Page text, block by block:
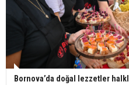
Bornova’da doğal lezzetler